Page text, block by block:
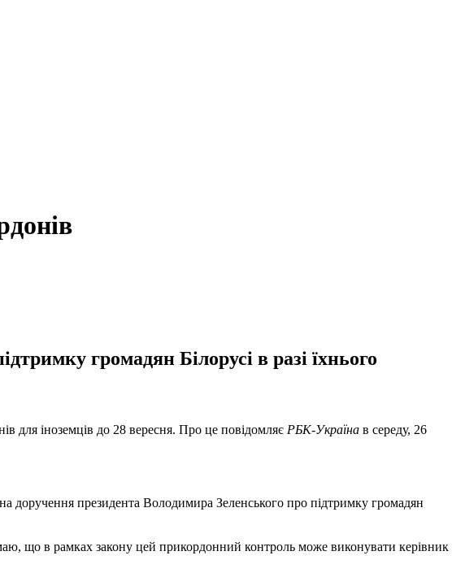
громадян Білорусі в разі їхнього
для іноземців до 28 вересня. Про це повідомляє РБК-Україна в середу, 26
доручення президента Володимира Зеленського про підтримку громадян
що в рамках закону цей прикордонний контроль може виконувати керівник